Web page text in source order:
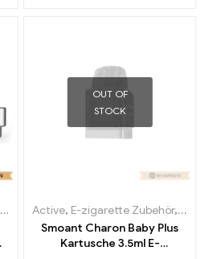
Verdampfer
OUT OF
STOCK
Active, E-zigarette Zubehör,
Smoant Charon Baby Plus
Kartusche 3.5ml E-